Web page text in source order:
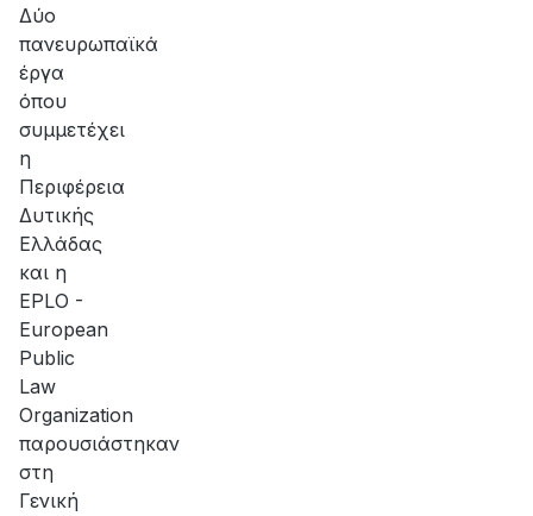
Δύο
πανευρωπαϊκά
έργα
όπου
συμμετέχει
η
Περιφέρεια
Δυτικής
Ελλάδας
και η
EPLO -
European
Public
Law
Organization
παρουσιάστηκαν
στη
Γενική